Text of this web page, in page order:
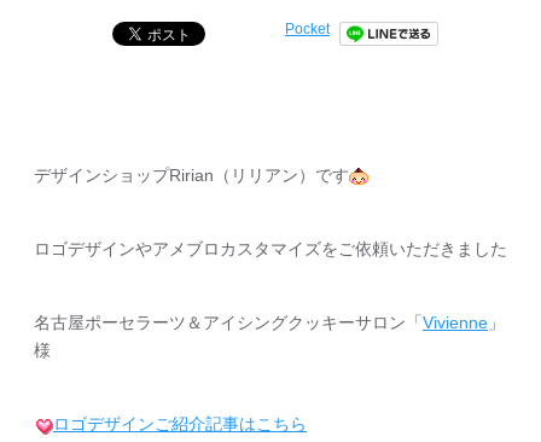
Pocket
デザインショップRirian（リリアン）です
ロゴデザインやアメブロカスタマイズをご依頼いただきました
名古屋ポーセラーツ＆アイシングクッキーサロン「 Vivienne 」
様
ロゴデザインご紹介記事はこちら